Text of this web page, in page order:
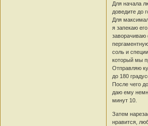
Для начала
доведите до
Для
я запекаю
заворачиваю
соль и
который мы
Отправляю
до 180
После чего
даю ему
минут 10.
Затем
нравится,